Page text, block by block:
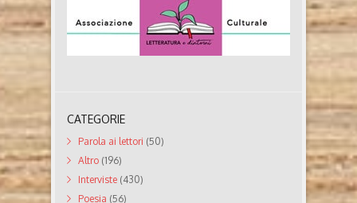
CATEGORIE
Parola ai lettori (50)
Altro (196)
Interviste (430)
Poesia (56)